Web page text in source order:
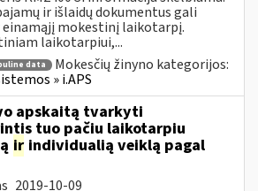
ir išlaidų dokumentus gali
einamąjį mokestinį laikotarpį.
laikotarpiui,...
data
Mokesčių žinyno kategorijos:
» i.APS
apskaitą tvarkyti
tuo pačiu laikotarpiu
ir individualią veiklą pagal
2019-10-09